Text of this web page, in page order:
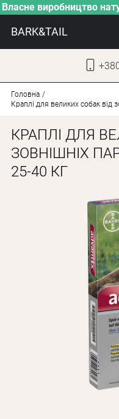
Власне виробництво
BARK&TAIL
Головна
Краплі для великих собак від
КРАПЛІ ДЛЯ
ЗОВНІШНІХ
25-40 КГ